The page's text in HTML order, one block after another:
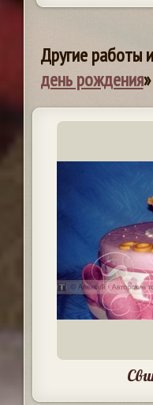
Другие работы
день рождения»